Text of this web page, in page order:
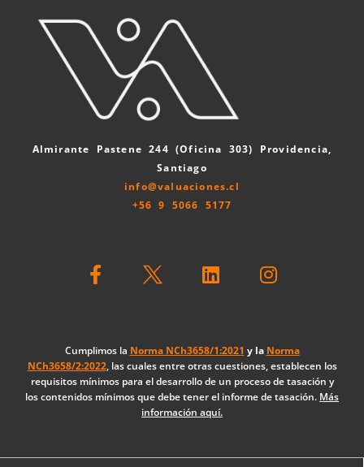
Almirante Pastene 244 (Oficina 303) Providencia,
Santiago
info@valuaciones.cl
+56 9 5066 5177
a
o
o
k
i
d
i
n
n
g
r
a
Cumplimos la Norma NCh3658/1:2021 y la Norma
NCh3658/2:2022, las cuales entre otras cuestiones, establecen los
requisitos mínimos para el desarrollo de un proceso de tasación y
los contenidos mínimos que debe tener el informe de tasación. Más
información aquí.